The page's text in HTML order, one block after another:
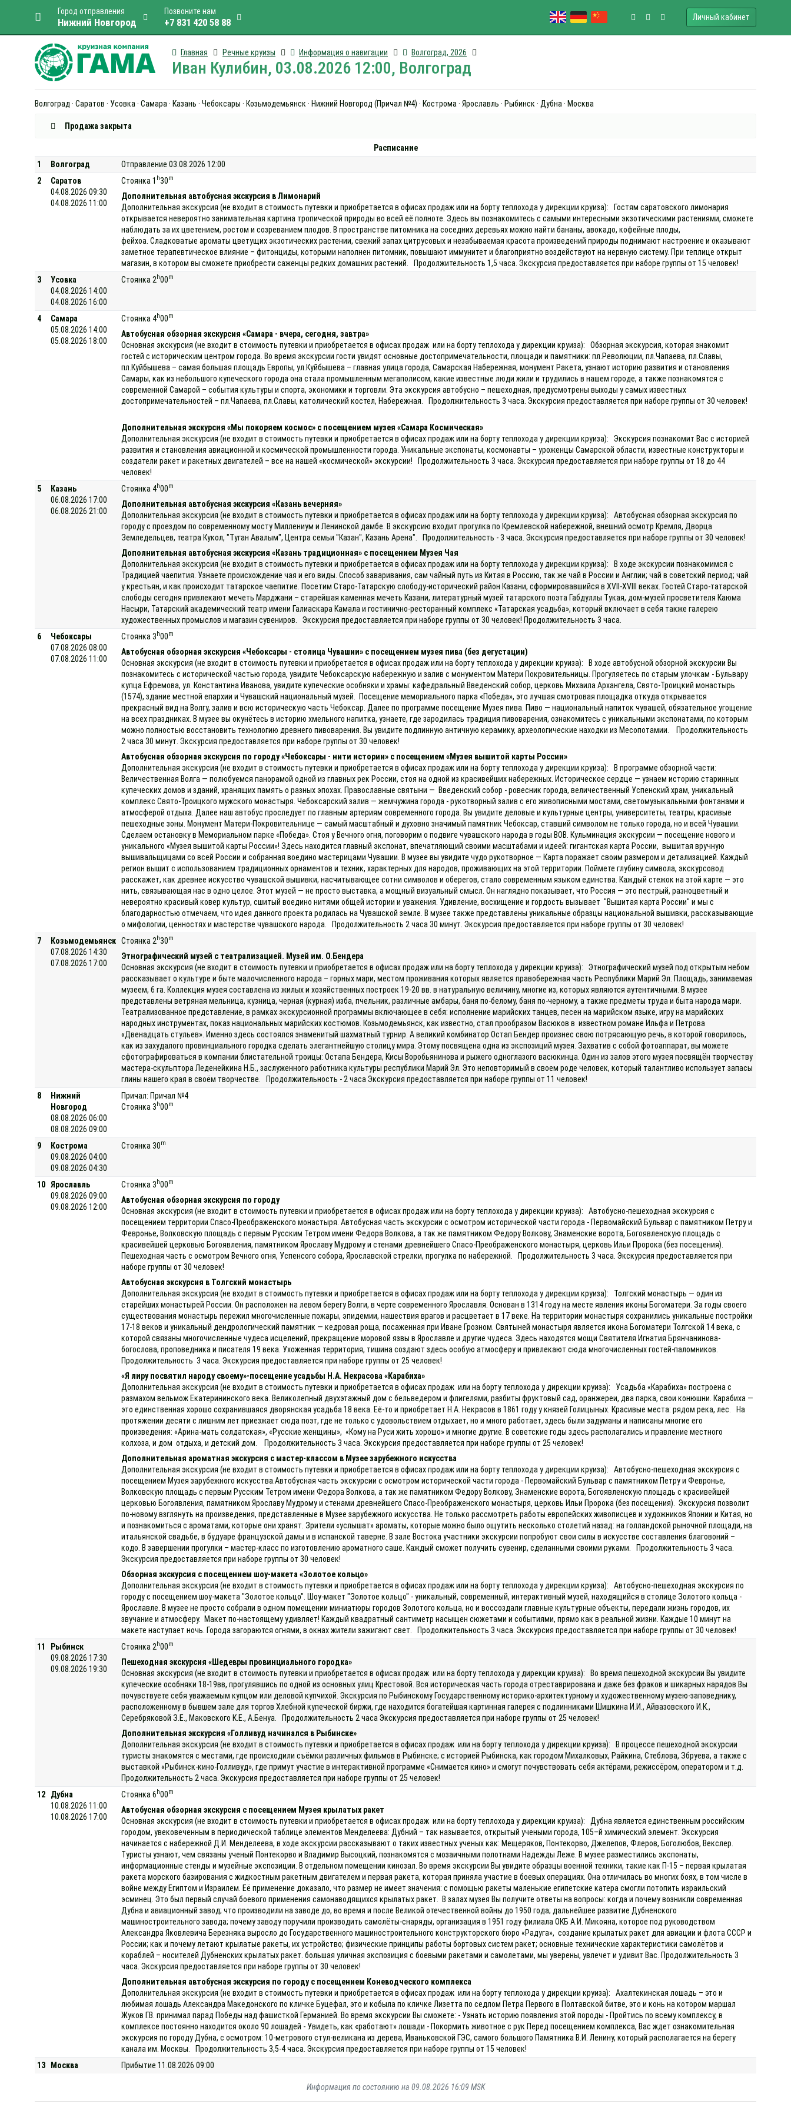
Город отправления
Нижний Новгород
Позвоните нам
+7 831 420 58 88 Личный кабинет
Главная Речные круизы Информация о навигации Волгоград, 2026
Иван Кулибин, 03.08.2026 12:00, Волгоград
Волгоград · Саратов · Усовка · Самара · Казань · Чебоксары · Козьмодемьянск · Нижний Новгород (Причал №4) · Кострома · Ярославль · Рыбинск · Дубна · Москва
Продажа закрыта
Расписание
1
Волгоград
Отправление 03.08.2026 12:00
2
Саратов
04.08.2026 09:30
04.08.2026 11:00
Стоянка 1 h30m
Дополнительная автобусная экскурсия в Лимонарий
Дополнительная экскурсия (не входит в стоимость путевки и приобретается в офисах продаж или на борту теплохода у дирекции круиза): Гостям саратовского лимонария
открывается невероятно занимательная картина тропической природы во всей её полноте. Здесь вы познакомитесь с самыми интересными экзотическими растениями, сможете
наблюдать за их цветением, ростом и созреванием плодов. В пространстве питомника на соседних деревьях можно найти бананы, авокадо, кофейные плоды,
фейхоа. Сладковатые ароматы цветущих экзотических растении, свежий запах цитрусовых и незабываемая красота произведений природы поднимают настроение и оказывают
заметное терапевтическое влияние – фитонциды, которыми наполнен питомник, повышают иммунитет и благоприятно воздействуют на нервную систему. При теплице открыт
магазин, в котором вы сможете приобрести саженцы редких домашних растений. Продолжительность 1,5 часа. Экскурсия предоставляется при наборе группы от 15 человек!
3
Усовка
04.08.2026 14:00
04.08.2026 16:00
Стоянка 2 h00m
4
Самара
05.08.2026 14:00
05.08.2026 18:00
Стоянка 4h00m
Автобусная обзорная экскурсия «Самара - вчера, сегодня, завтра»
Основная экскурсия (не входит в стоимость путевки и приобретается в офисах продаж или на борту теплохода у дирекции круиза): Обзорная экскурсия, которая знакомит
гостей с историческим центром города. Во время экскурсии гости увидят основные достопримечательности, площади и памятники: пл.Революции, пл.Чапаева, пл.Славы,
пл.Куйбышева – самая большая площадь Европы, ул.Куйбышева – главная улица города, Самарская Набережная, монумент Ракета, узнают историю развития и становления
Самары, как из небольшого купеческого города она стала промышленным мегаполисом, какие известные люди жили и трудились в нашем городе, а также познакомятся с
современной Самарой – события культуры и спорта, экономики и торговли. Эта экскурсия автобусно – пешеходная, предусмотрены выходы у самых известных
достопримечательностей – пл.Чапаева, пл.Славы, католический костел, Набережная. Продолжительность 3 часа. Экскурсия предоставляется при наборе группы от 30 человек!
Дополнительная экскурсия «Мы покоряем космос» с посещением музея «Самара Космическая»
Дополнительная экскурсия (не входит в стоимость путевки и приобретается в офисах продаж или на борту теплохода у дирекции круиза): Экскурсия познакомит Вас с историей
развития и становления авиационной и космической промышленности города. Уникальные экспонаты, космонавты – уроженцы Самарской области, известные конструкторы и
создатели ракет и ракетных двигателей – все на нашей «космической» экскурсии! Продолжительность 3 часа. Экскурсия предоставляется при наборе группы от 18 до 44
человек!
5
Казань
06.08.2026 17:00
06.08.2026 21:00
Стоянка 4h00m
Дополнительная автобусная экскурсия «Казань вечерняя»
Дополнительная экскурсия (не входит в стоимость путевки и приобретается в офисах продаж или на борту теплохода у дирекции круиза): Автобусная обзорная экскурсия по
городу с проездом по современному мосту Миллениум и Ленинской дамбе. В экскурсию входит прогулка по Кремлевской набережной, внешний осмотр Кремля, Дворца
Земледельцев, театра Кукол, "Туган Авалым", Центра семьи "Казан", Казань Арена". Продолжительность - 3 часа. Экскурсия предоставляется при наборе группы от 30 человек!
Дополнительная автобусная экскурсия «Казань традиционная» с посещением Музея Чая
Дополнительная экскурсия (не входит в стоимость путевки и приобретается в офисах продаж или на борту теплохода у дирекции круиза): В ходе экскурсии познакомимся с
Традицией чаепития. Узнаете происхождение чая и его виды. Способ заваривания, сам чайный путь из Китая в Россию, так же чай в России и Англии; чай в советский период; чай
у крестьян, и как происходит татарское чаепитие. Посетим Старо-Татарскую слободу-исторический район Казани, сформировавшийся в XVII-XVIII веках. Гостей Старо-татарской
слободы сегодня привлекают мечеть Марджани – старейшая каменная мечеть Казани, литературный музей татарского поэта Габдуллы Тукая, дом-музей просветителя Каюма
Насыри, Татарский академический театр имени Галиаскара Камала и гостинично-ресторанный комплекс «Татарская усадьба», который включает в себя также галерею
художественных промыслов и магазин сувениров. Экскурсия предоставляется при наборе группы от 30 человек! Продолжительность 3 часа.
6
Чебоксары
07.08.2026 08:00
07.08.2026 11:00
Стоянка 3 h00m
Автобусная обзорная экскурсия «Чебоксары - столица Чувашии» с посещением музея пива (без дегустации)
Основная экскурсия (не входит в стоимость путевки и приобретается в офисах продаж или на борту теплохода у дирекции круиза): В ходе автобусной обзорной экскурсии Вы
познакомитесь с исторической частью города, увидите Чебоксарскую набережную и залив с монументом Матери Покровительницы. Прогуляетесь по старым улочкам - Бульвару
купца Ефремова, ул. Константина Иванова, увидите купеческие особняки и храмы: кафедральный Введенский собор, церковь Михаила Архангела, Свято-Троицкий монастырь
(1574), здание местной епархии и Чувашский национальный музей. Посещение мемориального парка «Победа», это лучшая смотровая площадка откуда открывается
прекрасный вид на Волгу, залив и всю историческую часть Чебоксар. Далее по программе посещение Музея пива. Пиво — национальный напиток чувашей, обязательное угощение
на всех праздниках. В музее вы окунётесь в историю хмельного напитка, узнаете, где зародилась традиция пивоварения, ознакомитесь с уникальными экспонатами, по которым
можно полностью восстановить технологию древнего пивоварения. Вы увидите подлинную античную керамику, археологические находки из Месопотамии. Продолжительность
2 часа 30 минут. Экскурсия предоставляется при наборе группы от 30 человек!
Автобусная обзорная экскурсия по городу «Чебоксары - нити истории» с посещением «Музея вышитой карты России»
Дополнительная экскурсия (не входит в стоимость путевки и приобретается в офисах продаж или на борту теплохода у дирекции круиза): В программе обзорной части:
Величественная Волга — полюбуемся панорамой одной из главных рек России, стоя на одной из красивейших набережных. Историческое сердце — узнаем историю старинных
купеческих домов и зданий, хранящих память о разных эпохах. Православные святыни — Введенский собор - ровесник города, величественный Успенский храм, уникальный
комплекс Свято-Троицкого мужского монастыря. Чебоксарский залив — жемчужина города - рукотворный залив с его живописными мостами, светомузыкальными фонтанами и
атмосферой отдыха. Далее наш автобус проследует по главным артериям современного города. Вы увидите деловые и культурные центры, университеты, театры, красивые
пешеходные зоны. Монумент Матери-Покровительнице — самый масштабный и духовно значимый памятник Чебоксар, ставший символом не только города, но и всей Чувашии.
Сделаем остановку в Мемориальном парке «Победа». Стоя у Вечного огня, поговорим о подвиге чувашского народа в годы ВОВ. Кульминация экскурсии — посещение нового и
уникального «Музея вышитой карты России»! Здесь находится главный экспонат, впечатляющий своими масштабами и идеей: гигантская карта России, вышитая вручную
вышивальщицами со всей России и собранная воедино мастерицами Чувашии. В музее вы увидите чудо рукотворное — Карта поражает своим размером и детализацией. Каждый
регион вышит с использованием традиционных орнаментов и техник, характерных для народов, проживающих на этой территории. Поймете глубину символа, экскурсовод
расскажет, как древнее искусство чувашской вышивки, насчитывающее сотни символов и оберегов, стало современным языком единства. Каждый стежок на этой карте — это
нить, связывающая нас в одно целое. Этот музей — не просто выставка, а мощный визуальный смысл. Он наглядно показывает, что Россия — это пестрый, разноцветный и
невероятно красивый ковер культур, сшитый воедино нитями общей истории и уважения. Удивление, восхищение и гордость вызывает "Вышитая карта России" и мы с
благодарностью отмечаем, что идея данного проекта родилась на Чувашской земле. В музее также представлены уникальные образцы национальной вышивки, рассказывающие
о мифологии, ценностях и мастерстве чувашского народа. Продолжительность 2 часа 30 минут. Экскурсия предоставляется при наборе группы от 30 человек!
7
Козьмодемьянск
07.08.2026 14:30
07.08.2026 17:00
Стоянка 2 h30m
Этнографический музей с театрализацией. Музей им. О.Бендера
Основная экскурсия (не входит в стоимость путевки и приобретается в офисах продаж или на борту теплохода у дирекции круиза): Этнографический музей под открытым небом
рассказывает о культуре и быте малочисленного народа – горных мари, местом проживания которых является правобережная часть Республики Марий Эл. Площадь, занимаемая
музеем, 6 га. Коллекция музея составлена из жилых и хозяйственных построек 19-20 вв. в натуральную величину, многие из, которых являются аутентичными. В музее
представлены ветряная мельница, кузница, черная (курная) изба, пчельник, различные амбары, баня по-белому, баня по-черному, а также предметы труда и быта народа мари.
Театрализованное представление, в рамках экскурсионной программы включающее в себя: исполнение марийских танцев, песен на марийском языке, игру на марийских
народных инструментах, показ национальных марийских костюмов. Козьмодемьянск, как известно, стал прообразом Васюков в известном романе Ильфа и Петрова
«Двенадцать стульев». Именно здесь состоялся знаменитый шахматный турнир. А великий комбинатор Остап Бендер произнес свою потрясающую речь, в которой говорилось,
как из захудалого провинциального городка сделать элегантнейшую столицу мира. Этому посвящена одна из экспозиций музея. Захватив с собой фотоаппарат, вы можете
сфотографироваться в компании блистательной троицы: Остапа Бендера, Кисы Воробьянинова и рыжего одноглазого васюкинца. Один из залов этого музея посвящён творчеству
мастера-скульптора Леденейкина Н.Б., заслуженного работника культуры республики Марий Эл. Это неповторимый в своем роде человек, который талантливо использует запасы
глины нашего края в своём творчестве. Продолжительность - 2 часа Экскурсия предоставляется при наборе группы от 11 человек!
8
Нижний
Новгород
08.08.2026 06:00
08.08.2026 09:00
Причал: Причал №4
Стоянка 3 h00m
9
Кострома
09.08.2026 04:00
09.08.2026 04:30
Стоянка 30m
10
Ярославль
09.08.2026 09:00
09.08.2026 12:00
Стоянка 3 h00m
Автобусная обзорная экскурсия по городу
Основная экскурсия (не входит в стоимость путевки и приобретается в офисах продаж или на борту теплохода у дирекции круиза): Автобусно-пешеходная экскурсия с
посещением территории Спасо-Преображенского монастыря. Автобусная часть экскурсии с осмотром исторической части города - Первомайский Бульвар с памятником Петру и
Февронье, Волковскую площадь с первым Русским Тетром имени Федора Волкова, а так же памятником Федору Волкову, Знаменские ворота, Богоявленскую площадь с
красивейшей церковью Богоявления, памятником Ярославу Мудрому и стенами древнейшего Спасо-Преображенского монастыря, церковь Ильи Пророка (без посещения).
Пешеходная часть с осмотром Вечного огня, Успенсого собора, Ярославской стрелки, прогулка по набережной. Продолжительность 3 часа. Экскурсия предоставляется при
наборе группы от 30 человек!
Автобусная экскурсия в Толгский монастырь
Дополнительная экскурсия (не входит в стоимость путевки и приобретается в офисах продаж или на борту теплохода у дирекции круиза): Толгский монастырь — один из
старейших монастырей России. Он расположен на левом берегу Волги, в черте современного Ярославля. Основан в 1314 году на месте явления иконы Богоматери. За годы своего
существования монастырь пережил многочисленные пожары, эпидемии, нашествия врагов и расцветает в 17 веке. На территории монастыря сохранились уникальные постройки
17-18 веков и уникальный дендрологический памятник — кедровая роща, посаженная при Иване Грозном. Святыней монастыря является икона Богоматери Толгской 14 века, с
которой связаны многочисленные чудеса исцелений, прекращение моровой язвы в Ярославле и другие чудеса. Здесь находятся мощи Святителя Игнатия Брянчанинова-
богослова, проповедника и писателя 19 века. Ухоженная территория, тишина создают здесь особую атмосферу и привлекают сюда многочисленных гостей-паломников.
Продолжительность 3 часа. Экскурсия предоставляется при наборе группы от 25 человек!
«Я лиру посвятил народу своему»-посещение усадьбы Н.А. Некрасова «Карабиха»
Дополнительная экскурсия (не входит в стоимость путевки и приобретается в офисах продаж или на борту теплохода у дирекции круиза): Усадьба «Карабиха» построена с
размахом вельмож Екатерининского века. Великолепный двухэтажный дом с бельведером и флигелями, разбиты фруктовый сад, оранжереи, два парка, свои конюшни. Карабиха —
это единственная хорошо сохранившаяся дворянская усадьба 18 века. Её-то и приобретает Н.А. Некрасов в 1861 году у князей Голицыных. Красивые места: рядом река, лес. На
протяжении десяти с лишним лет приезжает сюда поэт, где не только с удовольствием отдыхает, но и много работает, здесь были задуманы и написаны многие его
произведения: «Арина-мать солдатская», «Русские женщины», «Кому на Руси жить хорошо» и многие другие. В советские годы здесь располагались и правление местного
колхоза, и дом отдыха, и детский дом. Продолжительность 3 часа. Экскурсия предоставляется при наборе группы от 25 человек!
Дополнительная ароматная экскурсия с мастер-классом в Музее зарубежного искусства
Дополнительная экскурсия (не входит в стоимость путевки и приобретается в офисах продаж или на борту теплохода у дирекции круиза): Автобусно-пешеходная экскурсия с
посещением Музея зарубежного искусства.Автобусная часть экскурсии с осмотром исторической части города - Первомайский Бульвар с памятником Петру и Февронье,
Волковскую площадь с первым Русским Тетром имени Федора Волкова, а так же памятником Федору Волкову, Знаменские ворота, Богоявленскую площадь с красивейшей
церковью Богоявления, памятником Ярославу Мудрому и стенами древнейшего Спасо-Преображенского монастыря, церковь Ильи Пророка (без посещения). Экскурсия позволит
по-новому взглянуть на произведения, представленные в Музее зарубежного искусства. Не только рассмотреть работы европейских живописцев и художников Японии и Китая, но
и познакомиться с ароматами, которые они хранят. Зрители «услышат» ароматы, которые можно было ощутить несколько столетий назад: на голландской рыночной площади, на
итальянской свадьбе, в будуаре французской дамы и в испанской таверне. В зале Востока участники экскурсии попробуют свои силы в искусстве составления благовоний –
кодо. В завершении прогулки – мастер-класс по изготовлению ароматного саше. Каждый сможет получить сувенир, сделанными своими руками. Продолжительность 3 часа.
Экскурсия предоставляется при наборе группы от 30 человек!
Обзорная экскурсия с посещением шоу-макета «Золотое кольцо»
Дополнительная экскурсия (не входит в стоимость путевки и приобретается в офисах продаж или на борту теплохода у дирекции круиза): Автобусно-пешеходная экскурсия по
городу с посещением шоу-макета "Золотое кольцо". Шоу-макет "Золотое кольцо" - уникальный, современный, интерактивный музей, находящийся в столице Золотого кольца -
Ярославле. В музее не просто собрали в одном помещении миниатюры городов Золотого кольца, но и воссоздали главные культурные объекты, передали жизнь городов, их
звучание и атмосферу. Макет по-настоящему удивляет! Каждый квадратный сантиметр насыщен сюжетами и событиями, прямо как в реальной жизни. Каждые 10 минут на
макете наступает ночь. Города загораются огнями, в окнах жители зажигают свет. Продолжительность 3 часа. Экскурсия предоставляется при наборе группы от 30 человек!
11
Рыбинск
09.08.2026 17:30
09.08.2026 19:30
Стоянка 2 h00m
Пешеходная экскурсия «Шедевры провинциального городка»
Основная экскурсия (не входит в стоимость путевки и приобретается в офисах продаж или на борту теплохода у дирекции круиза): Во время пешеходной экскурсии Вы увидите
купеческие особняки 18-19вв, прогулявшись по одной из основных улиц Крестовой. Вся историческая часть города отреставрирована и даже без фраков и шикарных нарядов Вы
почувствуете себя уважаемым купцом или деловой купчихой. Экскурсия по Рыбинскому Государственному историко-архитектурному и художественному музею-заповеднику,
расположенному в бывшем зале для торгов Хлебной купеческой биржи, где находится богатейшая картинная галерея с подлинниками Шишкина И.И., Айвазовского И.К.,
Серебряковой З.Е., Маковского К.Е., А.Бенуа. Продолжительность 2 часа Экскурсия предоставляется при наборе группы от 25 человек!
Дополнительная экскурсия «Голливуд начинался в Рыбинске»
Дополнительная экскурсия (не входит в стоимость путевки и приобретается в офисах продаж или на борту теплохода у дирекции круиза): В процессе пешеходной экскурсии
туристы знакомятся с местами, где происходили съёмки различных фильмов в Рыбинске; с историей Рыбинска, как городом Михалковых, Райкина, Стеблова, Збруева, а также с
выставкой «Рыбинск-кино-Голливуд», где примут участие в интерактивной программе «Снимается кино» и смогут почувствовать себя актёрами, режиссёром, оператором и т.д.
Продолжительность 2 часа. Экскурсия предоставляется при наборе группы от 25 человек!
12
Дубна
10.08.2026 11:00
10.08.2026 17:00
Стоянка 6 h00m
Автобусная обзорная экскурсия с посещением Музея крылатых ракет
Основная экскурсия (не входит в стоимость путевки и приобретается в офисах продаж или на борту теплохода у дирекции круиза): Дубна является единственным российским
городом, увековеченным в периодической таблице элементов Менделеева: Дубний – так называется, открытый учеными города, 105–й химический элемент. Экскурсия
начинается с набережной Д.И. Менделеева, в ходе экскурсии рассказывают о таких известных ученых как: Мещеряков, Понтекорво, Джелепов, Флеров, Боголюбов, Векслер.
Туристы узнают, чем связаны ученый Понтекорво и Владимир Высоцкий, познакомятся с мозаичными полотнами Надежды Леже. В музее разместились экспонаты,
информационные стенды и музейные экспозиции. В отдельном помещении кинозал. Во время экскурсии Вы увидите образцы военной техники, такие как П-15 – первая крылатая
ракета морского базирования с жидкостным ракетным двигателем и первая ракета, которая приняла участие в боевых операциях. Она отличилась во многих боях, в том числе в
войне между Египтом и Израилем. Её применение доказало, что размер не имеет значения: с помощью ракеты маленькие египетские катера смогли потопить израильский
эсминец. Это был первый случай боевого применения самонаводящихся крылатых ракет. В залах музея Вы получите ответы на вопросы: когда и почему возникли современная
Дубна и авиационный завод; что производили на заводе до, во время и после Великой отечественной войны до 1950 года; дальнейшее развитие Дубненского
машиностроительного завода; почему заводу поручили производить самолёты-снаряды, организация в 1951 году филиала ОКБ А.И. Микояна, которое под руководством
Александра Яковлевича Березняка выросло до Государственного машиностроительного конструкторского бюро «Радуга», создание крылатых ракет для авиации и флота СССР и
России; как и почему летают крылатые ракеты, их устройство; физические принципы работы бортовых систем ракет; основные технические характеристики самолётов и
кораблей – носителей Дубненских крылатых ракет. большая уличная экспозиция с боевыми ракетами и самолетами, мы уверены, увлечет и удивит Вас. Продолжительность 3
часа. Экскурсия предоставляется при наборе группы от 30 человек!
Дополнительная автобусная экскурсия по городу с посещением Коневодческого комплекса
Дополнительная экскурсия (не входит в стоимость путевки и приобретается в офисах продаж или на борту теплохода у дирекции круиза): Ахалтекинская лошадь – это и
любимая лошадь Александра Македонского по кличке Буцефал, это и кобыла по кличке Лизетта по седлом Петра Первого в Полтавской битве, это и конь на котором маршал
Жуков Г.В. принимал парад Победы над фашисткой Германией. Во время экскурсии Вы сможете: - Узнать историю появления этой породы - Пройтись по всему комплексу, в
комплексе постоянно находится около 90 лошадей - Увидеть, как «работают» лошади - Покормить животное с рук Перед посещением комплекса, Вас ждет ознакомительная
экскурсия по городу Дубна, с осмотром: 10-метрового стул-великана из дерева, Иваньковской ГЭС, самого большого Памятника В.И. Ленину, который располагается на берегу
канала им. Москвы. Продолжительность 3,5-4 часа. Экскурсия предоставляется при наборе группы от 15 человек!
13
Москва Прибытие 11.08.2026 09:00
Информация по состоянию на 09.08.2026 16:09 MSK